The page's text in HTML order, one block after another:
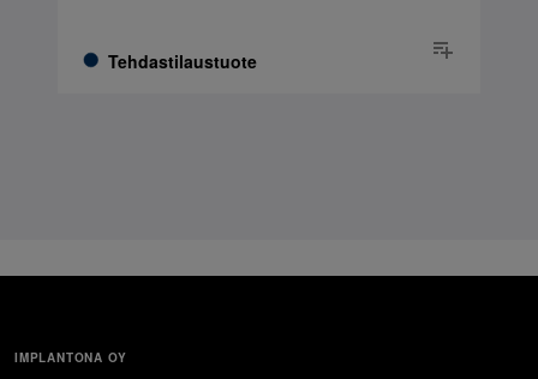
Tehdastilaustuote
IMPLANTONA OY